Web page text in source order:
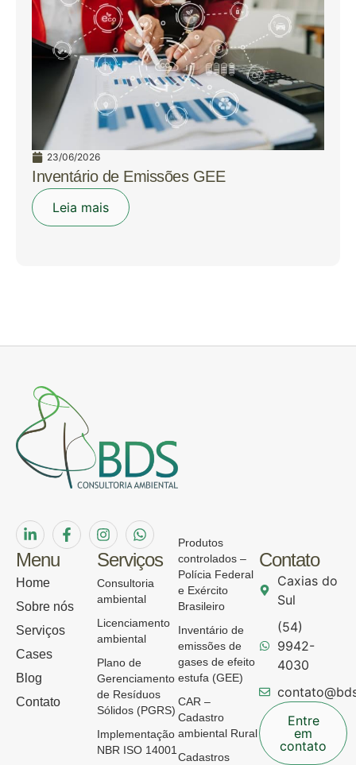
23/06/2026
Inventário de Emissões GEE
Leia mais
Menu
Home
Sobre nós
Serviços
Cases
Blog
Contato
Serviços
Consultoria
ambiental
Licenciamento
ambiental
Plano de
Gerenciamento
de Resíduos
Sólidos (PGRS)
Implementação
NBR ISO 14001
Produtos
controlados –
Polícia Federal
e Exército
Brasileiro
Inventário de
emissões de
gases de efeito
estufa (GEE)
CAR –
Cadastro
ambiental Rural
Cadastros
Contato
Caxias do
Sul
(54)
9942-
4030
Entre
em
contato